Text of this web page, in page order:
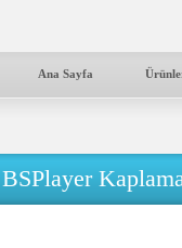
Ana Sayfa
BSPlayer